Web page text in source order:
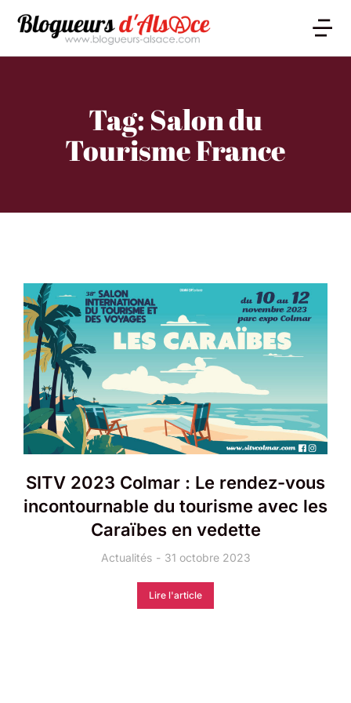
Tag: Salon du
Tourisme France
SITV 2023 Colmar : Le rendez-vous
incontournable du tourisme avec les
Caraïbes en vedette
Actualités 31 octobre 2023
Lire l'article